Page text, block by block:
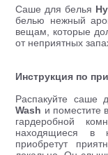
Саше для белья
белью нежный
вещам, которые
от неприятных
Инструкция по
Распакуйте саше
Wash и поместите
гардеробной
находящиеся в
приобретут